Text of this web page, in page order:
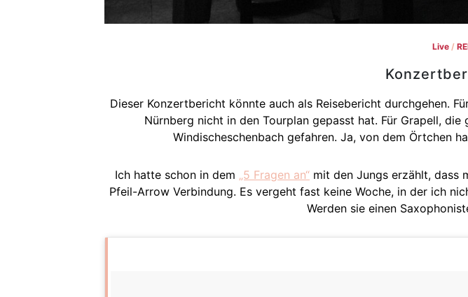
Live /
Dieser Konzertbericht könnte auch als Reisebericht durchgehen.
Nürnberg nicht in den Tourplan gepasst hat. Für Grapell,
Windischeschenbach gefahren. Ja, von dem Örtchen
Ich hatte schon in dem „5 Fragen an“ mit den Jungs erzählt, dass
Pfeil-Arrow Verbindung. Es vergeht fast keine Woche, in der ich
Werden sie einen